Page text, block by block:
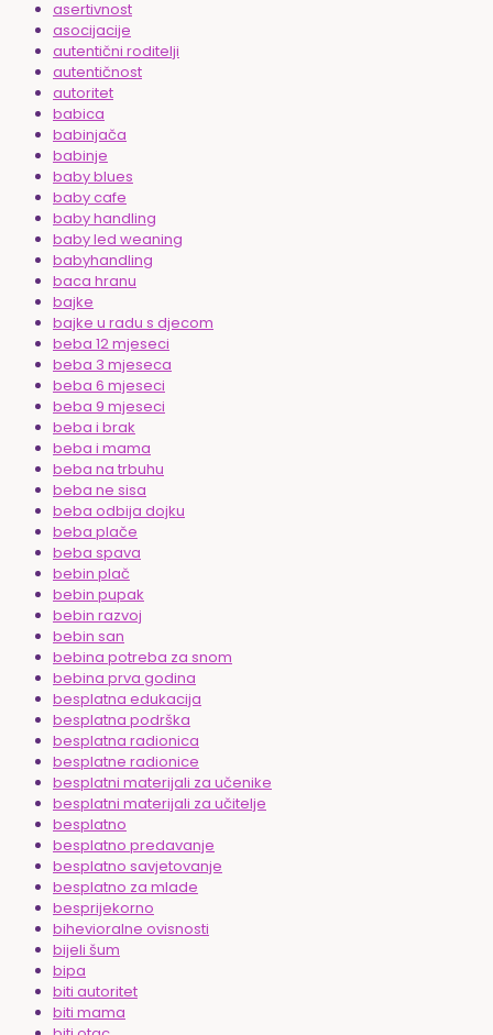
asertivnost
asocijacije
autentični roditelji
autentičnost
autoritet
babica
babinjača
babinje
baby blues
baby cafe
baby handling
baby led weaning
babyhandling
baca hranu
bajke
bajke u radu s djecom
beba 12 mjeseci
beba 3 mjeseca
beba 6 mjeseci
beba 9 mjeseci
beba i brak
beba i mama
beba na trbuhu
beba ne sisa
beba odbija dojku
beba plače
beba spava
bebin plač
bebin pupak
bebin razvoj
bebin san
bebina potreba za snom
bebina prva godina
besplatna edukacija
besplatna podrška
besplatna radionica
besplatne radionice
besplatni materijali za učenike
besplatni materijali za učitelje
besplatno
besplatno predavanje
besplatno savjetovanje
besplatno za mlade
besprijekorno
bihevioralne ovisnosti
bijeli šum
bipa
biti autoritet
biti mama